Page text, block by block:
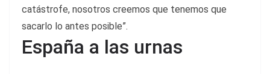
catástrofe, nosotros creemos que tenemos que
sacarlo lo antes posible”.
España a las urnas